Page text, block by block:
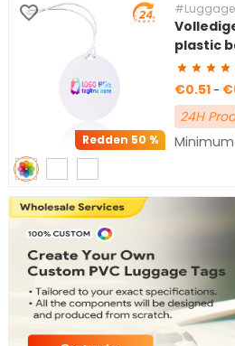
Paspoorthouders
Redden 50 %
plastic
€0.51-
24H